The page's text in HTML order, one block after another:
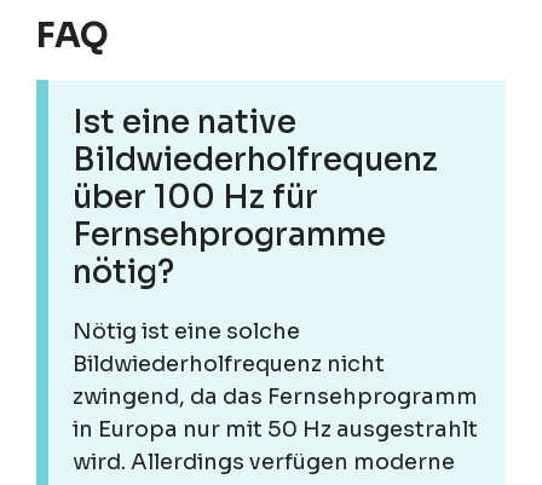
FAQ
Ist eine native
Bildwiederholfrequenz
über 100 Hz für
Fernsehprogramme
nötig?
Nötig ist eine solche
Bildwiederholfrequenz nicht
zwingend, da das Fernsehprogramm
in Europa nur mit 50 Hz ausgestrahlt
wird. Allerdings verfügen moderne